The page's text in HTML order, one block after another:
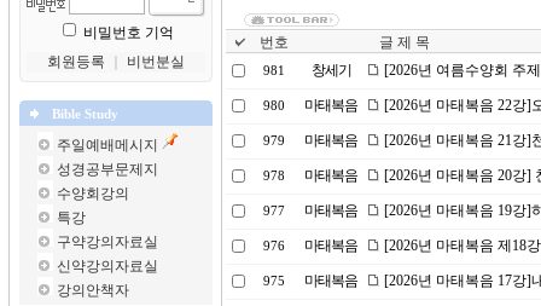
비밀번호 기억
회원등록
비번분실
Bible Study
주일예배메시지
성경공부문제지
수양회강의
특강
구약강의자료실
신약강의자료실
강의안책자
번호 글 제 목
981 창세기 [2026년 여름수양회 주
980 마태복음 [2026년 마태복음 22강]
979 마태복음 [2026년 마태복음 21강]
978 마태복음 [2026년 마태복음 20강]
977 마태복음 [2026년 마태복음 19강]
976 마태복음 [2026년 마태복음 제18
975 마태복음 [2026년 마태복음 17강]